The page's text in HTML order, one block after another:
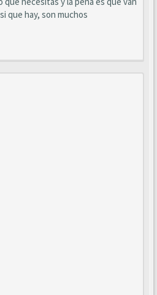
que hay, son muchos